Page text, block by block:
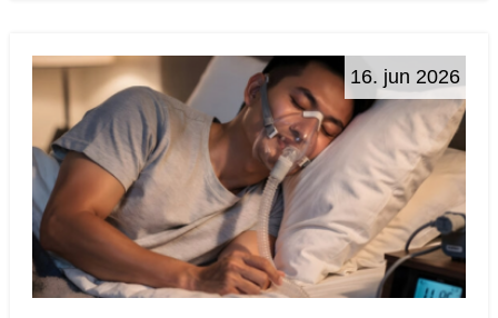
16. jun 2026